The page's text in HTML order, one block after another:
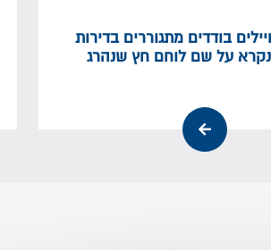
ל 200 חיילים בודדים מתגוררים בדירות
על שם לוחם חץ שנהרג